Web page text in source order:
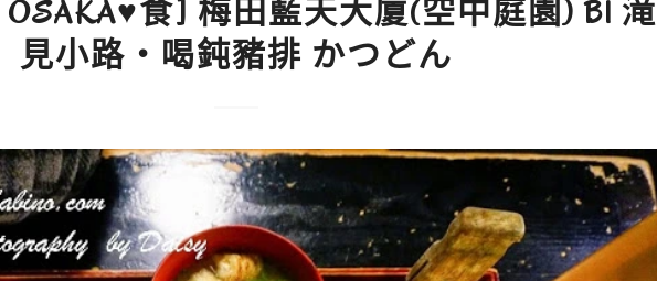
食] 梅田藍天大廈(空中庭園) B1 滝
見小路‧喝鈍豬排 かつどん